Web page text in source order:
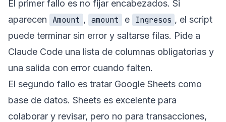
El primer fallo es no fijar encabezados. Si
aparecen
Amount , amount e Ingresos , el script
puede terminar sin error y saltarse filas. Pide a
Claude Code una lista de columnas obligatorias y
una salida con error cuando falten.
El segundo fallo es tratar Google Sheets como
base de datos. Sheets es excelente para
colaborar y revisar, pero no para transacciones,